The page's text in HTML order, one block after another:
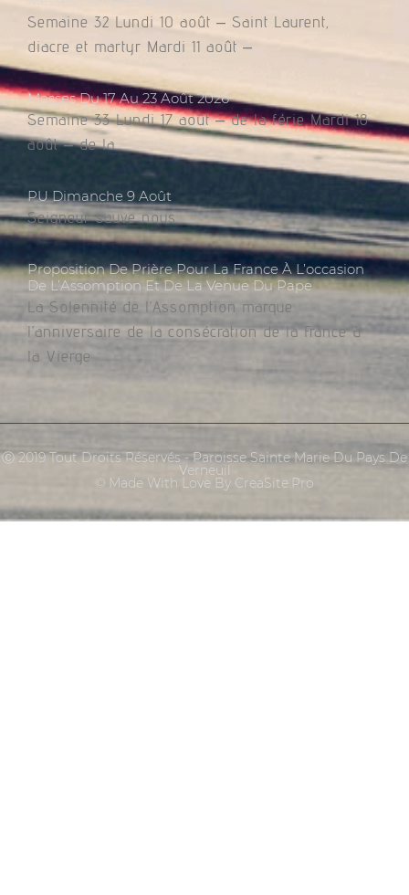
Semaine 32 Lundi 10 août – Saint Laurent,
diacre et martyr Mardi 11 août –
Messes Du 17 Au 23 Août 2026
Semaine 33 Lundi 17 août – de la férie Mardi 18
août – de la
PU Dimanche 9 Août
Seigneur sauve nous.
Proposition De Prière Pour La France À L’occasion
De L’Assomption Et De La Venue Du Pape
La Solennité de l’Assomption marque
l’anniversaire de la consécration de la France à
la Vierge
Ⓒ 2019 Tout Droits Réservés - Paroisse Sainte Marie Du Pays De
Verneuil
© Made With Love By CreaSite.Pro